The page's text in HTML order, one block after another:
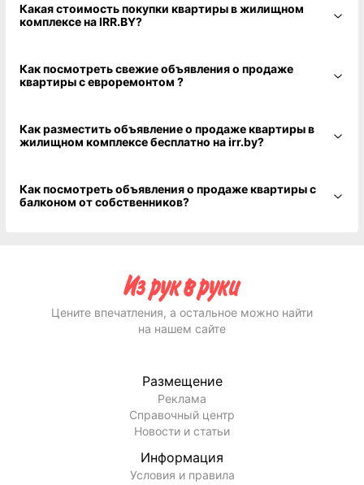
Какая стоимость покупки квартиры в жилищном
комплексе на IRR.BY?
Как посмотреть свежие объявления о продаже
квартиры с евроремонтом ?
Как разместить объявление о продаже квартиры в
жилищном комплексе бесплатно на irr.by?
Как посмотреть объявления о продаже квартиры с
балконом от собственников?
Цените впечатления, а остальное можно найти
на нашем сайте
Размещение
Реклама
Справочный центр
Новости и статьи
Информация
Условия и правила